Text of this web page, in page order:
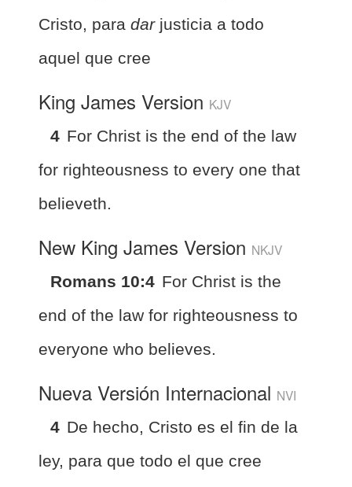
Cristo, para darjusticia a todo
aquel que cree
King James Version KJV
4 For Christ is the end of the law
for righteousness to every one that
believeth.
New King James Version NKJV
Romans 10:4 For Christ is the
end of the law for righteousness to
everyone who believes.
Nueva Versión Internacional NVI
4 De hecho, Cristo es el fin de la
ley, para que todo el que cree